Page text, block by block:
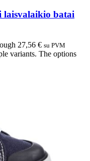
laisvalaikio batai
27,56 € su PVM
variants. The options